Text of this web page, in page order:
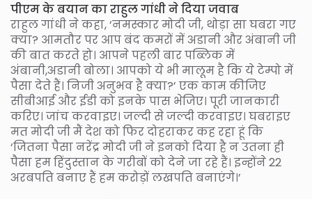
पीएम के बयान का राहुल गांधी ने दिया जवाब
राहुल गांधी ने कहा, ‘नमस्कार मोदी जी, थोड़ा सा घबरा गए
क्या? आमतौर पर आप बंद कमरों में अडानी और अंबानी जी
की बात करते हो। आपने पहली बार पब्लिक में
अंबानी,अडानी बोला। आपको ये भी मालूम है कि ये टेम्पो में
पैसा देते हैं। निजी अनुभव है क्या?’ एक काम कीजिए
सीबीआई और ईडी को इनके पास भेजिए। पूरी जानकारी
करिए। जांच करवाइए। जल्दी से जल्दी करवाइए। घबराइए
मत मोदी जी मैं देश को फिर दोहराकर कह रहा हूं कि
‘जितना पैसा नरेंद्र मोदी जी ने इनको दिया है न उतना ही
पैसा हम हिंदुस्तान के गरीबों को देने जा रहे हैं। इन्होंने 22
अरबपति बनाए हैं हम करोड़ों लखपति बनाएंगे।’